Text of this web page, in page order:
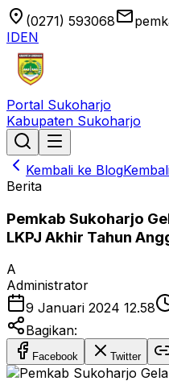
location_on (0271) 593068email
IDEN
Portal Sukoharjo
Kabupaten Sukoharjo
Kembali ke Blog
Berita
Pemkab Sukoharjo
LKPJ Akhir Tahun
A
Administrator
9 Januari 2024 12.58
Bagikan:
Facebook Twitter